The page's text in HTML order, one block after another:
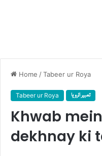
Home /Tabeer ur Roya
Tabeer ur Roya تعبیر الرویا
Khwab
dekhnay ki